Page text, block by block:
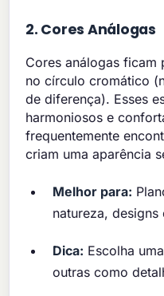
2. Cores Análogas
Cores análogas ficam
no círculo cromático
de diferença). Esses
harmoniosos e
frequentemente
criam uma aparência
Melhor para:
natureza,
Dica: Escolha
outras como